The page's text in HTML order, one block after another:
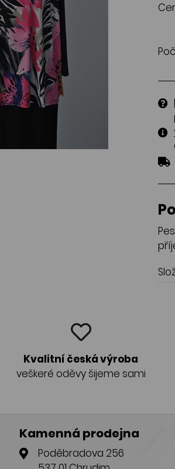
Kvalitní česká výroba
veškeré oděvy šijeme sami
Kamenná prodejna
Poděbradova 256